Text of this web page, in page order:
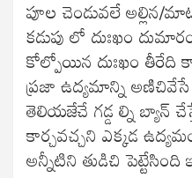
పూల చెండువలే అల్లిన/
కడుపు లో దుఃఖం
కోల్పోయిన దుఃఖం తీరేది
ప్రజా ఉద్యమాన్ని
తెలియజేచే గడ్డ ల్ని బ్యాన్
కార్చవచ్చని ఎక్కడ
అన్నీటిని తుడిచి